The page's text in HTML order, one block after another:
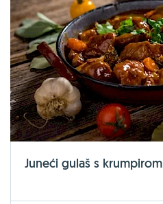
Juneći gulaš s krumpirom